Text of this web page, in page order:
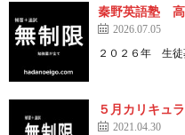
秦野英語塾
2026.07.05
２０２６年 生
５月カリキュ
2021.04.30